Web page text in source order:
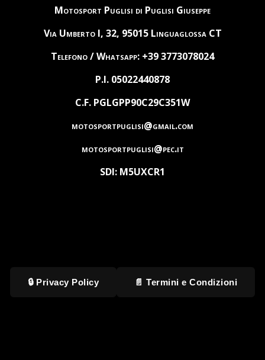
Motosport Puglisi di Puglisi Giuseppe
Via Umberto I, 32, 95015 Linguaglossa CT
Telefono / Whatsapp: +39 3773078024
P.I. 05022440878
C.F. PGLGPP90C29C351W
motosportpuglisi@gmail.com
motosportpuglisi@pec.it
SDI: M5UXCR1
🔒 Privacy Policy 📄 Termini e Condizioni